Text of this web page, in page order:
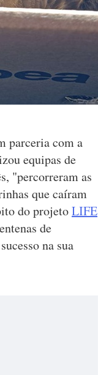
parceria com a
equipas de
"percorreram as
que caíram
do projetoLIFE
de
na sua